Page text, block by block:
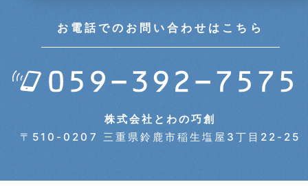
2024年08月 (5)
2024年05月 (7)
2024年04月 (6)
お電話でのお問い合わせはこちら
株式会社とわの巧創
〒510-0207 三重県鈴鹿市稲生塩屋3丁目22-25